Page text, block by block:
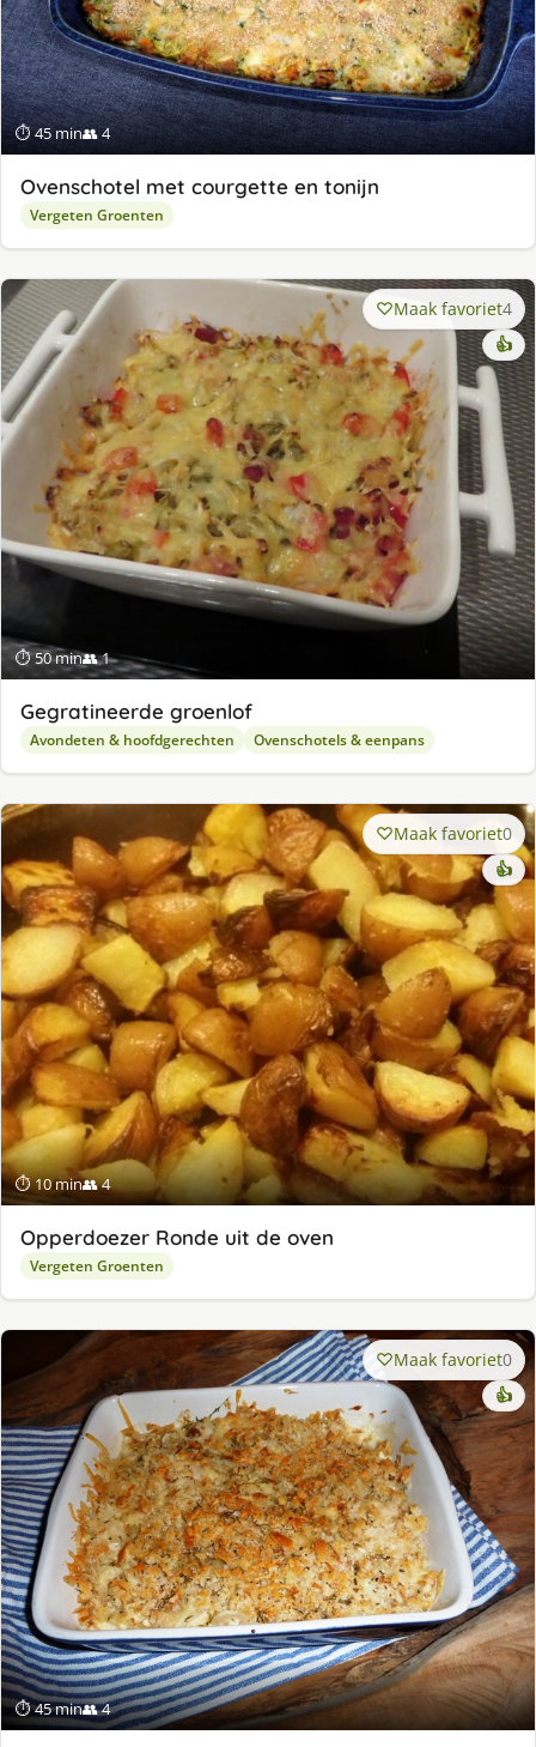
⏱ 45 min👥 4
Ovenschotel met courgette en tonijn
Vergeten Groenten
⏱ 50 min👥 1
Maak favoriet4
👍
Gegratineerde groenlof
Avondeten & hoofdgerechten Ovenschotels & eenpans
⏱ 10 min👥 4
Maak favoriet0
👍
Opperdoezer Ronde uit de oven
Vergeten Groenten
⏱ 45 min👥 4
Maak favoriet0
👍